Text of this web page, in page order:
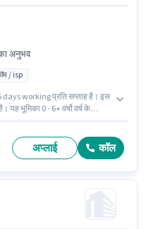
अनुभव
/ isp
working प्रति सप्ताह है। इस
भूमिका 0 - 6+ वर्षो वर्ष के
में कस्टमर केयर रिप्रेजेंटेटिव पद के
अप्लाई कॉल